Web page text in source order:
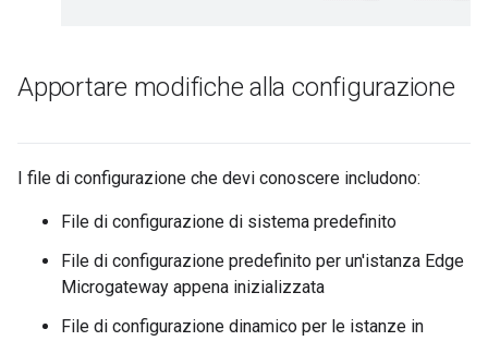
Apportare modifiche alla configurazione
I file di configurazione che devi conoscere includono:
File di configurazione di sistema predefinito
File di configurazione predefinito per un'istanza Edge
Microgateway appena inizializzata
File di configurazione dinamico per le istanze in